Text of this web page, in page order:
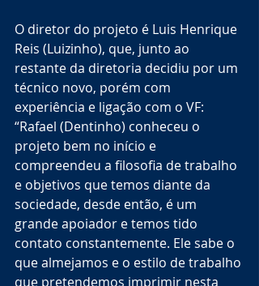
O diretor do projeto é Luis Henrique
Reis (Luizinho), que, junto ao
restante da diretoria decidiu por um
técnico novo, porém com
experiência e ligação com o VF:
“Rafael (Dentinho) conheceu o
projeto bem no início e
compreendeu a filosofia de trabalho
e objetivos que temos diante da
sociedade, desde então, é um
grande apoiador e temos tido
contato constantemente. Ele sabe o
que almejamos e o estilo de trabalho
que pretendemos imprimir nesta